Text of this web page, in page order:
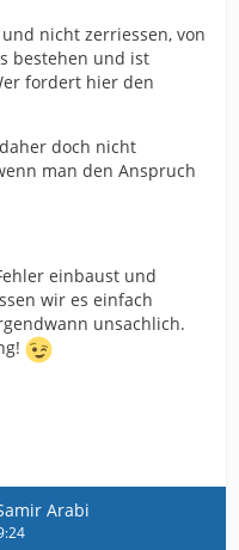
nicht zerriessen, von
bestehen und ist
fordert hier den
doch nicht
man den Anspruch
einbaust und
wir es einfach
unsachlich.
Arabi